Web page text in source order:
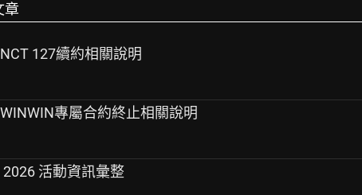
章
127續約相關說明
專屬合約終止相關說明
2026 活動資訊彙整